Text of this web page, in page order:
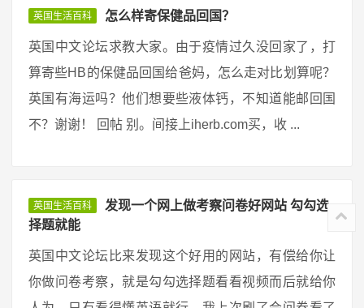
英国生活百科 怎么样寄保健品回国？
英国中文论坛求教大家。由于疫情过久没回家了，打
算寄些HB的保健品回国给爸妈，怎么走对比划算呢？
英国有海运吗？他们想要些液体钙，不知道能邮回国
不？谢谢！ 回帖 别。间接上iherb.com买，收 ...
英国生活百科
发现一个网上做考察问卷好网站 勾勾选
择题就能
英国中文论坛比来发现这个好用的网站，有偿给你让
你做问卷考察，就是勾勾选择题看看视频而后就给你